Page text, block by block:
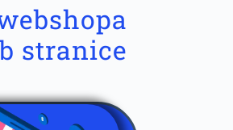
stranice